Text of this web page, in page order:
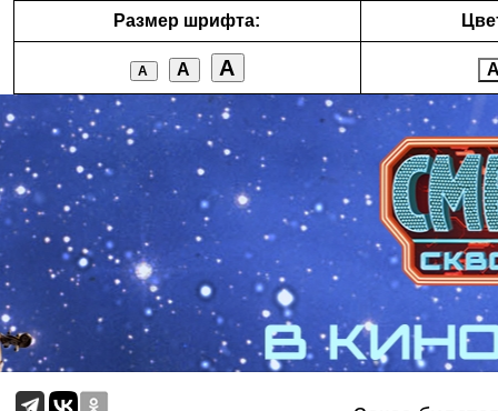
Размер шрифта:
А А А